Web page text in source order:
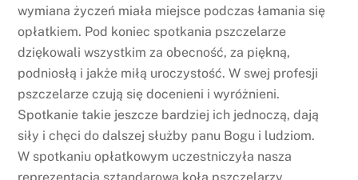
wymiana życzeń miała miejsce podczas łamania się
opłatkiem. Pod koniec spotkania pszczelarze
dziękowali wszystkim za obecność, za piękną,
podniosłą i jakże miłą uroczystość. W swej profesji
pszczelarze czują się docenieni i wyróżnieni.
Spotkanie takie jeszcze bardziej ich jednoczą, dają
siły i chęci do dalszej służby panu Bogu i ludziom.
W spotkaniu opłatkowym uczestniczyła nasza